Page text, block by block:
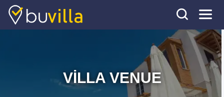
VILLA VENUE